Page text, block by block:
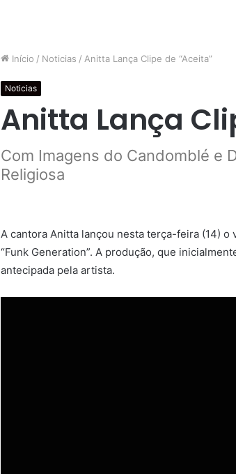
Início / Noticias / Anitta Lança Clipe de “Aceita”
Noticias
Anitta Lança
Com Imagens do Candomblé e
Religiosa
A cantora Anitta lançou nesta terça-feira (14) o
“Funk Generation”. A produção, que
antecipada pela artista.